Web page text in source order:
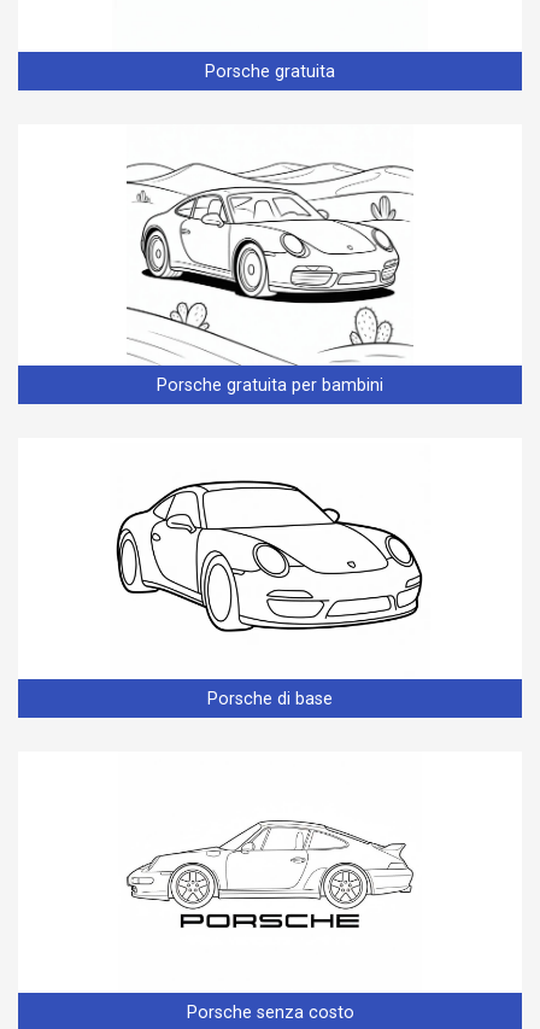
Porsche gratuita
Porsche gratuita per bambini
Porsche di base
Porsche senza costo